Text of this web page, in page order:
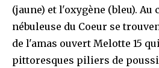
(jaune) et l'oxygène (bleu). Au
nébuleuse du Coeur se
de l'amas ouvert Melotte 15
pittoresques piliers de